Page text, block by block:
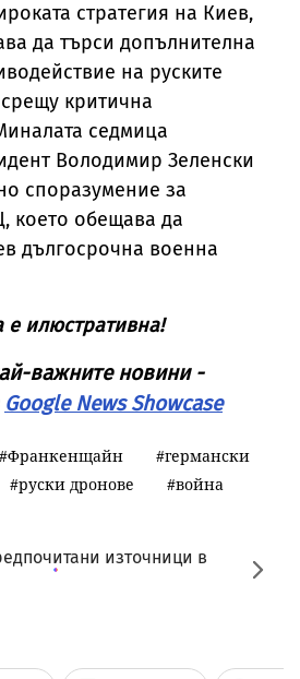
стратегия на Киев,
да търси допълнителна
на руските
критична
седмица
Володимир Зеленски
споразумение за
което обещава да
дългосрочна военна
е илюстративна!
важните новини -
Google News Showcase
Франкенщайн
германски
руски дронове война
източници в